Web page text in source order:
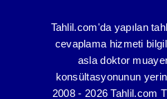
Tahlil.com'da yapılan
cevaplama hizmeti
asla doktor
konsültasyonunun
2008 - 2026 Tahlil.com